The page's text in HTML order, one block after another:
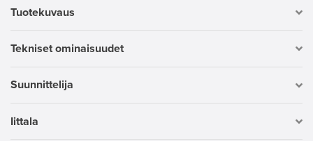
Tuotekuvaus
Tekniset ominaisuudet
Suunnittelija
Iittala